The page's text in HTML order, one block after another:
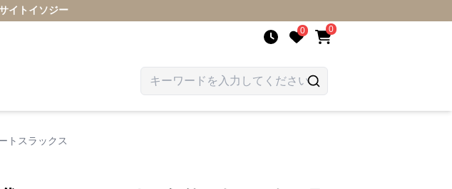
イト イソジー
0 0
トスラックス